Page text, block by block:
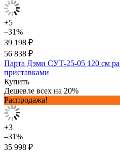
+5
–31%
39 198 ₽
56 838 ₽
Парта Дэми СУТ-25-05 120 см
приставками
Купить
Дешевле всех на 20%
Распродажа!
+3
–31%
35 998 ₽